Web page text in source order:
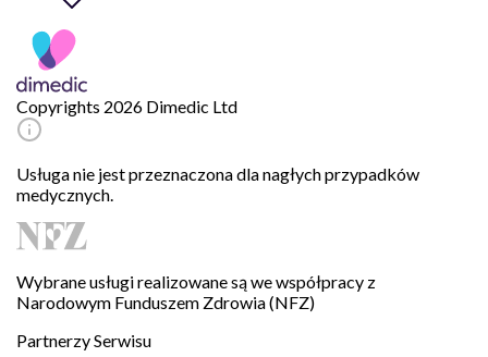
Copyrights 2026 Dimedic Ltd
Usługa nie jest przeznaczona dla nagłych przypadków
medycznych.
Wybrane usługi realizowane są we współpracy z
Narodowym Funduszem Zdrowia (NFZ)
Partnerzy Serwisu